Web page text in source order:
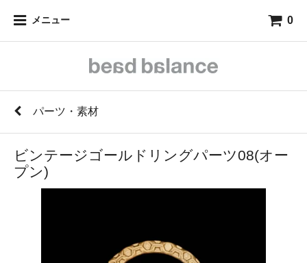
メニュー 0
パーツ・素材
ビンテージゴールドリングパーツ08(オー
プン)